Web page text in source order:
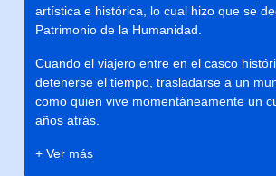
artística e histórica, lo cual hizo que se
Patrimonio de la Humanidad.
Cuando el viajero entre en el casco
detenerse el tiempo, trasladarse a un
como quien vive momentáneamente un
años atrás.
+ Ver más